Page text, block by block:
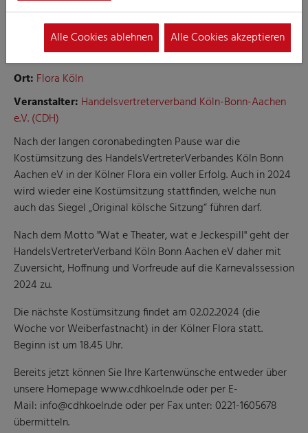
02.02.2024 18:45 Veranstaltungen, Kostümsitzung
Kostümsitzung des HandelsVertreterVerbandes Köln Bonn
Aachen e.V.
Ort: Flora Köln
Veranstalter: Handelsvertreterverband Köln-Bonn-Aachen
e.V. (CDH)
Nach der langen coronabedingten Pause war die
Kostümsitzung des HandelsVertreterVerbandes Köln Bonn
Aachen eV in der Kölner Flora ein voller Erfolg. Auch in 2024
wird wieder eine Kostümsitzung stattfinden, welche nun
auch das Siegel „Original kölsche Sitzung“ führen darf.
Nach dem Motto "Wat e Theater, wat e Jeckespill" geht der
HandelsVertreterVerband Köln Bonn Aachen eV daher mit
Zuversicht, Hoffnung und Vorfreude auf die Karnevalssession
2024 zu.
Die nächste Kostümsitzung findet am 02.02.2024 (die
Woche vor Weiberfastnacht) in der Kölner Flora statt.
Beginn ist um 18.45 Uhr.
Bereits jetzt können Sie Ihre Kartenwünsche entweder über
unsere Homepage www.cdhkoeln.de oder per E-
Mail: info@cdhkoeln.de oder per Fax unter: 0221-1605678
übermitteln.
Alle Cookies ablehnen Alle Cookies akzeptieren